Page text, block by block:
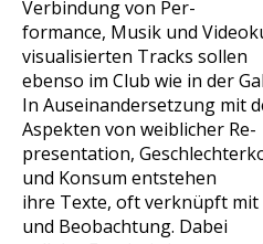
Verbindung von Per-
formance, Musik und
visualisierten Tracks sollen
ebenso im Club wie in der
In Auseinandersetzung mit
Aspekten von weiblicher Re-
presentation,
und Konsum entstehen
ihre Texte, oft verknüpft
und Beobachtung. Dabei